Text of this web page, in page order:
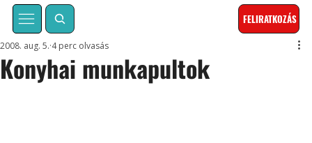
FELIRATKOZÁS
Konyhai munkapultok
2008. aug. 5. 4 perc olvasás